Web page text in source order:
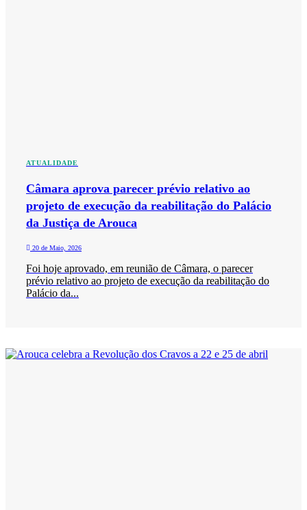
ATUALIDADE
Câmara aprova parecer prévio relativo ao
projeto de execução da reabilitação do Palácio
da Justiça de Arouca
20 de Maio, 2026
Foi hoje aprovado, em reunião de Câmara, o parecer
prévio relativo ao projeto de execução da reabilitação do
Palácio da...